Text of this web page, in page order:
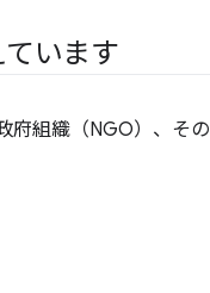
います
府組織（NGO）、そ